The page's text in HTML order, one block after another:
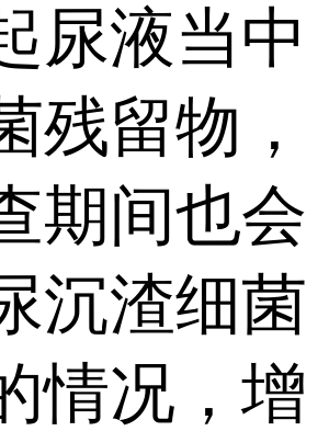
尿液当中
残留物，
期间也会
沉渣细菌
情况，增